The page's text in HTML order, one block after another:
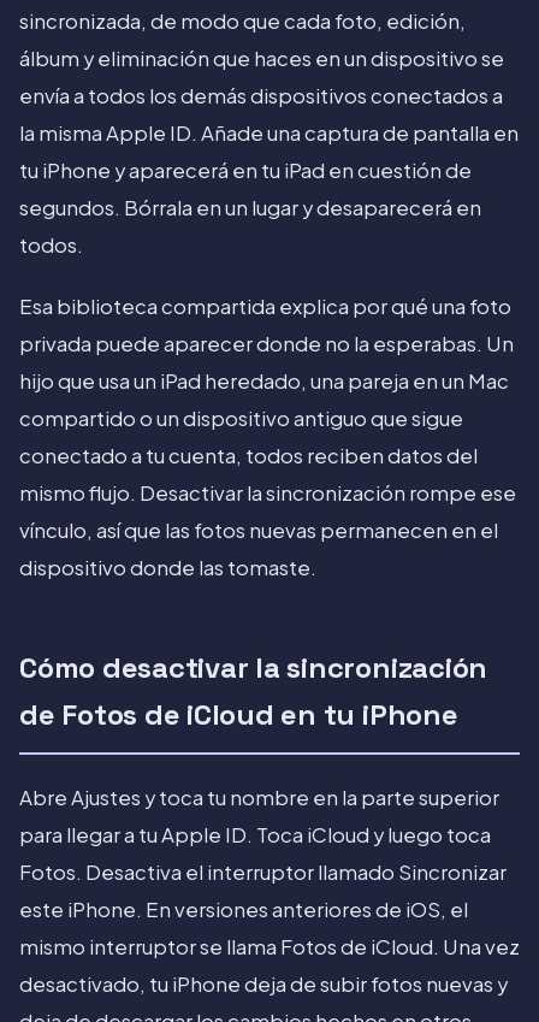
sincronizada, de modo que cada foto, edición,
álbum y eliminación que haces en un dispositivo se
envía a todos los demás dispositivos conectados a
la misma Apple ID. Añade una captura de pantalla en
tu iPhone y aparecerá en tu iPad en cuestión de
segundos. Bórrala en un lugar y desaparecerá en
todos.
Esa biblioteca compartida explica por qué una foto
privada puede aparecer donde no la esperabas. Un
hijo que usa un iPad heredado, una pareja en un Mac
compartido o un dispositivo antiguo que sigue
conectado a tu cuenta, todos reciben datos del
mismo flujo. Desactivar la sincronización rompe ese
vínculo, así que las fotos nuevas permanecen en el
dispositivo donde las tomaste.
Cómo desactivar la sincronización
de Fotos de iCloud en tu iPhone
Abre Ajustes y toca tu nombre en la parte superior
para llegar a tu Apple ID. Toca iCloud y luego toca
Fotos. Desactiva el interruptor llamado Sincronizar
este iPhone. En versiones anteriores de iOS, el
mismo interruptor se llama Fotos de iCloud. Una vez
desactivado, tu iPhone deja de subir fotos nuevas y